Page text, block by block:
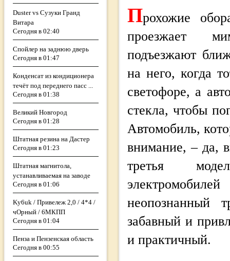
Duster vs Cузуки Гранд
Витара
Сегодня в 02:40
Спойлер на заднюю дверь
Сегодня в 01:47
Конденсат из кондиционера
течёт под переднего пасс ...
Сегодня в 01:38
Великий Новгород
Сегодня в 01:28
Штатная резина на Дастер
Сегодня в 01:23
Штатная магнитола,
устанавливаемая на заводе
Сегодня в 01:06
Ky6uk / Привележ 2,0 / 4*4 /
чОрный / 6МКПП
Сегодня в 01:04
Пенза и Пензенская область
Сегодня в 00:55
Прохожие
проезжает
подъезжают
на него, когда
светофоре, а
стекла, чтобы
Автомобиль,
внимание, – да,
третья
неопознанный
забавный и
и практичный.